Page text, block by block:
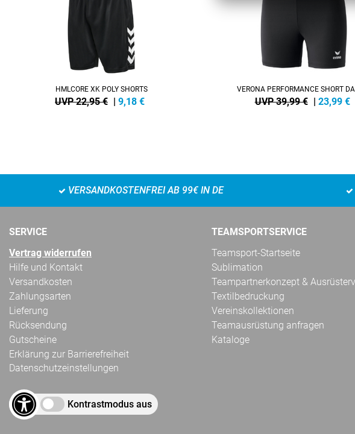
HMLCORE XK POLY SHORTS
UVP 22,95 € | 9,18 €
VERONA PERFORMANCE SHORT
UVP 39,99 € | 23,99 €
VERSANDKOSTENFREI AB 99€ IN DE
SERVICE
Vertrag widerrufen
Hilfe und Kontakt
Versandkosten
Zahlungsarten
Lieferung
Rücksendung
Gutscheine
Erklärung zur Barrierefreiheit
Datenschutzeinstellungen
Kontrastmodus aus
TEAMSPORTSERVICE
Teamsport-Startseite
Sublimation
Teampartnerkonzept &
Textilbedruckung
Vereinskollektionen
Teamausrüstung anfragen
Kataloge